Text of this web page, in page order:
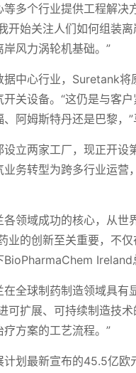
等多个行业提供工程解
开始关注人们如何组装
风力涡轮机基础。”
据中心行业，Suretank
开关设备。“这仍是与客
阿姆斯特丹还是巴黎，”
立两家工厂，现正开设
务转型为跨多行业运营
领域成功的核心，从世
业的创新至关重要，不
Ireland
全球制药制造领域具
可扩展、可持续制造技
方案的工艺流程。”
划最新宣布的45.5亿欧